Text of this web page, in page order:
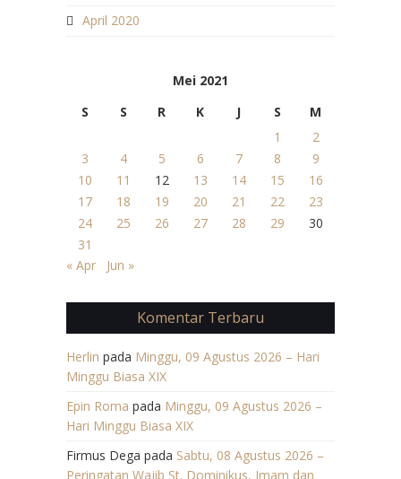
April 2020
Mei 2021
S
S R K J S
M
1
2
3
4 5 6 7 8
9
10
11 12 13 14 15
16
17
18 19 20 21 22
23
24
25 26 27 28 29
30
31
« Apr
Jun »
Komentar Terbaru
Herlin pada Minggu, 09 Agustus 2026 – Hari
Minggu Biasa XIX
Epin Roma pada Minggu, 09 Agustus 2026 –
Hari Minggu Biasa XIX
Firmus Dega pada Sabtu, 08 Agustus 2026 –
Peringatan Wajib St. Dominikus, Imam dan